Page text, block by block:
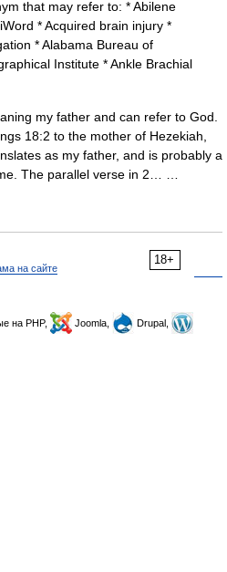
that may refer to: * Abilene
* Acquired brain injury *
* Alabama Bureau of
Institute * Ankle Brachial
my father and can refer to God.
18:2 to the mother of Hezekiah,
as my father, and is probably a
The parallel verse in 2… …
18+
на сайте
на PHP, Joomla,
Drupal,